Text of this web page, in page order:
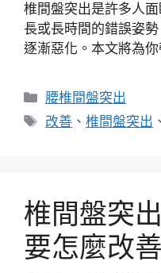
椎間盤突出是許多人
長或長時間的錯誤姿
逐漸惡化。本文將為
分
類
腰椎間盤突出
標
改善 、椎間盤突出
椎間盤突
要怎麼改